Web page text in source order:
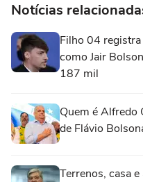
Notícias
Filho 04
como Jair
187 mil
Quem é Alfredo
de Flávio
Terrenos, casa